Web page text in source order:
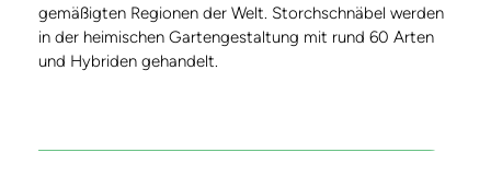
gemäßigten Regionen der Welt. Storchschnäbel werden
in der heimischen Gartengestaltung mit rund 60 Arten
und Hybriden gehandelt.